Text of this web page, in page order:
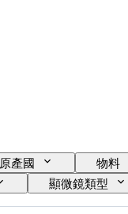
原產國 物料
顯微鏡類型
已測試及運作中